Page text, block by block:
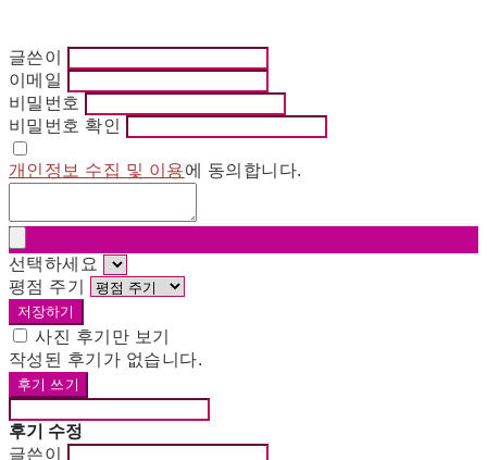
글쓴이
이메일
비밀번호
비밀번호 확인
개인정보 수집 및 이용에 동의합니다.
선택하세요
평점 주기
저장하기
사진 후기만 보기
작성된 후기가 없습니다.
후기 쓰기
후기 수정
글쓴이